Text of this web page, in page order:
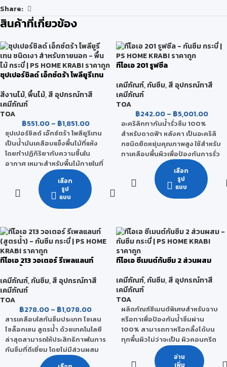
Share:
สินค้าที่เกี่ยวข้อง
ซุปเปอร์ชิลด์ เอ็กซ์ตร้า โพลียูรีเทน
สีงานไม้,พื้นไม้,สี อุปกรณ์ทาสี
เคมีภัณฑ์
TOA
฿551.00 – ฿1,851.00
ซุปเปอร์ชิลด์ เอ๊กซ์ตร้า โพลียูรีเทน
เป็นน้ำมันเคลือบแข็งพื้นไม้ที่แห้ง
โดยทำปฏิกิริยากับความชื้นใน
อากาศ เหมาะสำหรับพื้นไม้ภายในที่
มีแดดส่องถึงเป็นบางเวลา ทาง่าย
ขึ้นฟิล์มไว ให้ความเงางามสูง
สามารถป้องกันแบคทีเรียได้ตลอด
อายุการใช้งาน ฟิล์มสีสามารถทน
นอกจากนี้ ยังทนทานต่อการ
กระแทก ความร้อน และ สารเคมีได้
ดี
เลือก
รูป
แบบ
ทีโอเอ 201 รูฟซีล
เคมีภัณฑ์,กันซึม,สี อุปกรณ์ทาสี
เคมีภัณฑ์
TOA
฿242.00 – ฿5,001.00
อะคริลิกทากันน้ำรั่วซึม 100%
สำหรับดาดฟ้า หลังคา เป็นอะคริลิ
กชนิดยืดหยุ่นคุณภาพสูง ใช้สำหรับ
ทาเคลือบพื้นผิวเพื่อป้องกันการรั่ว
ซึมจากรอยแตกร้าวของคอนกรีต
บริเวณต่างๆ เช่น ดาดฟ้า กระเบื้อง
มุงหลังคาทุกชนิด ระเบียง ราง
ระบายน้ำคอนกรีต ฯลฯ
ยืดหยุ่นตัวสูงได้ถึง 5 เท่า
ช่วยป้องกันและแก้ไขปัญหารอย
แตกร้าวของคอนกรีตที่เกิดจาก
การเปลี่ยนแปลงของอุณหภูมิได้ดี
รุนแรง และรับแรงเสียดสีจากการ
สัญจรได้
ใช้สำหรับงานกัซึมบริเวณพื้นผิว
ต่างๆ เช่น ดาดฟ้า หลังคา ระเบียง
ผนัง รางระบายน้ำ เป็นต้น
เลือก
รูป
แบบ
ทีโอเอ 213 วอเตอร์ รีเพลแลนท์
เคมีภัณฑ์,กันซึม,สี อุปกรณ์ทาสี
เคมีภัณฑ์
TOA
฿278.00– ฿1,078.00
สารเคลือบใสกันซึมประเภท ไซเลน
ไซล็อกเซน สูตรน้ำ ด้วยเทคโนโลยี
ล่าสุดสามารถให้ประสิทธิภาพในการ
กันซึมที่ดีเยี่ยม โดยไม่มีส่วนผสม
ของน้ำมัน ไม่มีกลิ่นฉุน เหมาะ
ทีโอเอ ซีเมนต์กันซึม 2 ส่วนผสม
เคมีภัณฑ์,กันซึม,สี อุปกรณ์ทาสี
เคมีภัณฑ์
TOA
ผลิตภัณฑ์ซีเมนต์พิเศษสำหรับฉาบ
หรือทาเพื่อป้องกันน้ำซึมผ่าน
100% สามารถทาหรือกลิ้งได้บน
ทุกพื้นผิวไม่ว่าจะเป็น ผิวคอนกรีต
เปลือย คอนกรีตหล่อสำเร็จ
(Precast) คอนกรีตมวลเบา
อ่าน
เพิ่ม